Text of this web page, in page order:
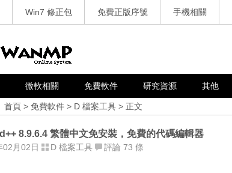
Win7 修正包 免費正版序號 手機相關
微軟相關 免費軟件 研究資源 其他
首頁 > 免費軟件 > D 檔案工具 > 正文
8.9.6.4 繁體中文免安裝，免費的代碼編輯器
02月02日 D 檔案工具 評論 73 條